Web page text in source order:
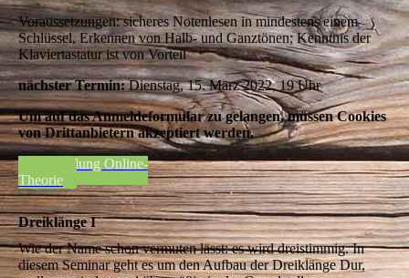
Voraussetzungen: sicheres Notenlesen in mindestens einem
Schlüssel, Erkennen von Halb- und Ganztönen; Kenntnis der
Klaviertastatur ist von Vorteil
nächster Termin:Dienstag, 15. März 2022, 19 Uhr
Um auf das Anmeldeformular zu gelangen, müssen Cookies
von Drittanbietern akzeptiert werden.
Anmeldung Online-
Theorie
Dreiklänge I
Wie der Name schon vermuten lässt: es wird dreistimmig. In
diesem Seminar geht es um den Aufbau der Dreiklänge Dur,